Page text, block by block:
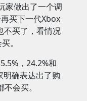
家做出了一个调
买下一代Xbox
不买了，看情况
。
，24.2%和
明确表达出了购
会买。